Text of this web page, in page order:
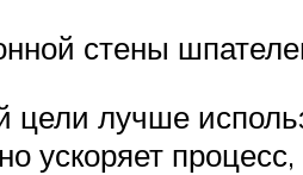
стены
лучше
ускоряет